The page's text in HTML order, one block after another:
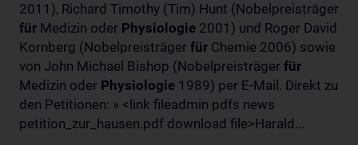
2011), Richard Timothy (Tim) Hunt (Nobelpreisträger
für Medizin oder Physiologie 2001) und Roger David
Kornberg (Nobelpreisträger für Chemie 2006) sowie
von John Michael Bishop (Nobelpreisträger für
Medizin oder Physiologie 1989) per E-Mail. Direkt zu
den Petitionen: » <link fileadmin pdfs news
petition_zur_hausen.pdf download file>Harald...